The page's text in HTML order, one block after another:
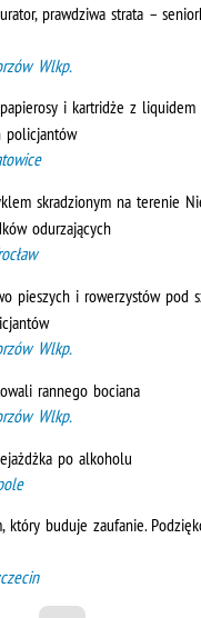
prawdziwa strata –
Wlkp.
i kartridże z liquidem
policjantów
skradzionym na terenie
odurzających
pieszych i rowerzystów pod
Wlkp.
rannego bociana
Wlkp.
po alkoholu
który buduje zaufanie.